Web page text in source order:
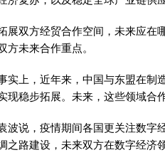
展双方经贸合作空间，未来应在
方未来合作重点。
实上，近年来，中国与东盟在制
现稳步拓展。未来，这些领域合
波说，疫情期间各国更关注数字
之路建设，未来双方在数字经济